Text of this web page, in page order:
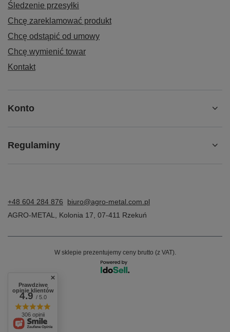
Śledzenie przesyłki
Chcę zareklamować produkt
Chcę odstąpić od umowy
Chcę wymienić towar
Kontakt
Konto
Regulaminy
+48 604 284 876
biuro@agro-metal.com.pl
AGRO-METAL
Kolonia 17 07-411 Rzekuń
W sklepie prezentujemy ceny brutto (z VAT).
Prawdziwe
opinie klientów
4.9/ 5.0
306 opinii